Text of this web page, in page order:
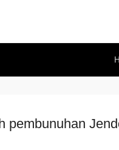
pembunuhan